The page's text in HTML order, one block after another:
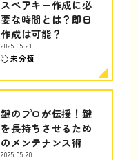
スペアキー作成に必
要な時間とは？即日
作成は可能？
2025.05.21
未分類
鍵のプロが伝授！鍵
を長持ちさせるため
のメンテナンス術
2025.05.20